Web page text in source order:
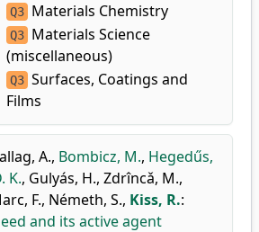
Q3 Materials Chemistry
Q3 Materials Science
(miscellaneous)
Q3 Surfaces, Coatings and
Films
A., Bombicz, M., Hegedűs,
K., Gulyás, H., Zdrîncǎ, M.,
F., Németh, S., Kiss, R.:
and its active agent